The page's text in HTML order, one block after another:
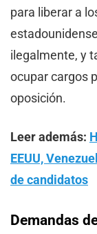
para liberar a
ilegalmente, y
ocupar cargos
oposición.
Leer además:
EEUU,
de candidatos
Demandas